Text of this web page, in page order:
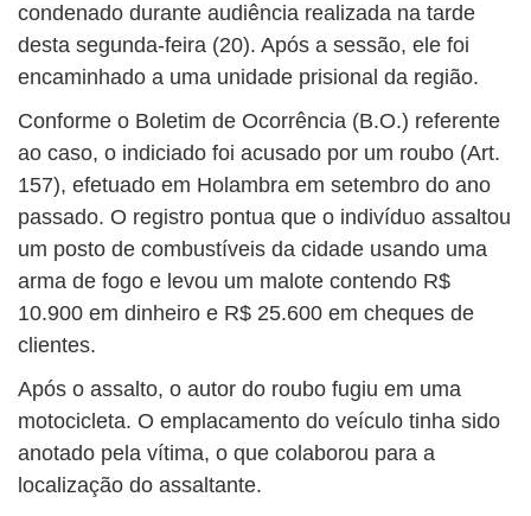
condenado durante audiência realizada na tarde
desta segunda-feira (20). Após a sessão, ele foi
encaminhado a uma unidade prisional da região.
Conforme o Boletim de Ocorrência (B.O.) referente
ao caso, o indiciado foi acusado por um roubo (Art.
157), efetuado em Holambra em setembro do ano
passado. O registro pontua que o indivíduo assaltou
um posto de combustíveis da cidade usando uma
arma de fogo e levou um malote contendo R$
10.900 em dinheiro e R$ 25.600 em cheques de
clientes.
Após o assalto, o autor do roubo fugiu em uma
motocicleta. O emplacamento do veículo tinha sido
anotado pela vítima, o que colaborou para a
localização do assaltante.